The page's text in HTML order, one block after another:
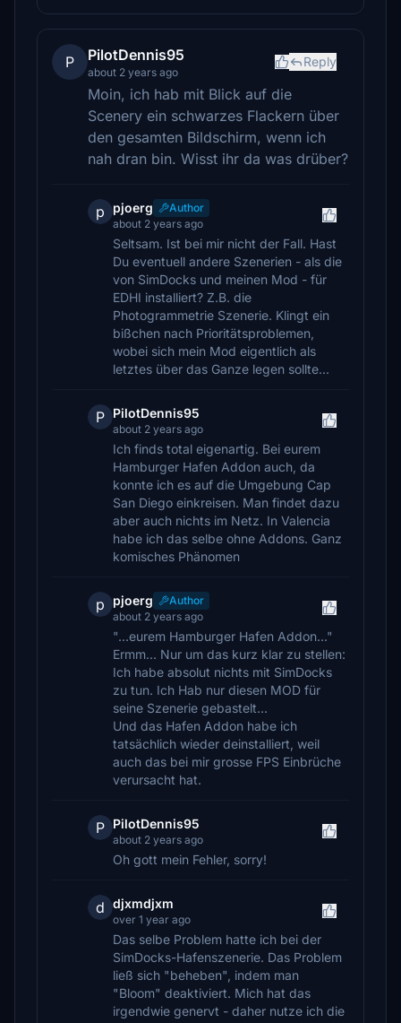
P PilotDennis95
about 2 years ago
Reply
Moin, ich hab mit Blick auf die
Scenery ein schwarzes Flackern über
den gesamten Bildschirm, wenn ich
nah dran bin. Wisst ihr da was drüber?
p pjoerg
Author
about 2 years ago
Seltsam. Ist bei mir nicht der Fall. Hast
Du eventuell andere Szenerien - als die
von SimDocks und meinen Mod - für
EDHI installiert? Z.B. die
Photogrammetrie Szenerie. Klingt ein
bißchen nach Prioritätsproblemen,
wobei sich mein Mod eigentlich als
letztes über das Ganze legen sollte...
P PilotDennis95
about 2 years ago
Ich finds total eigenartig. Bei eurem
Hamburger Hafen Addon auch, da
konnte ich es auf die Umgebung Cap
San Diego einkreisen. Man findet dazu
aber auch nichts im Netz. In Valencia
habe ich das selbe ohne Addons. Ganz
komisches Phänomen
p pjoerg
Author
about 2 years ago
"...eurem Hamburger Hafen Addon..."
Ermm... Nur um das kurz klar zu stellen:
Ich habe absolut nichts mit SimDocks
zu tun. Ich Hab nur diesen MOD für
seine Szenerie gebastelt...
Und das Hafen Addon habe ich
tatsächlich wieder deinstalliert, weil
auch das bei mir grosse FPS Einbrüche
verursacht hat.
P PilotDennis95
about 2 years ago
Oh gott mein Fehler, sorry!
d djxmdjxm
over 1 year ago
Das selbe Problem hatte ich bei der
SimDocks-Hafenszenerie. Das Problem
ließ sich "beheben", indem man
"Bloom" deaktiviert. Mich hat das
irgendwie genervt - daher nutze ich die